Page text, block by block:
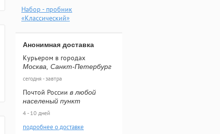
Набор - пробник
«Классический»
Анонимная доставка
Курьером в городах
Москва, Санкт-Петербург
сегодня - завтра
Почтой России в любой
населеный пункт
4 - 10 дней
подробнее о доставке